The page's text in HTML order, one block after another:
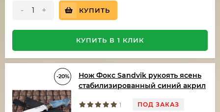
- + КУПИТЬ
КУПИТЬ В 1 КЛИК
-20%
Нож Фокс Sandvik рукоять ясень
стабилизированный синий акрил
1 ПОД ЗАКАЗ